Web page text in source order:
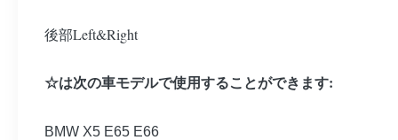
後部Left&Right
☆は次の車モデルで使用することができます:
BMW X5 E65 E66